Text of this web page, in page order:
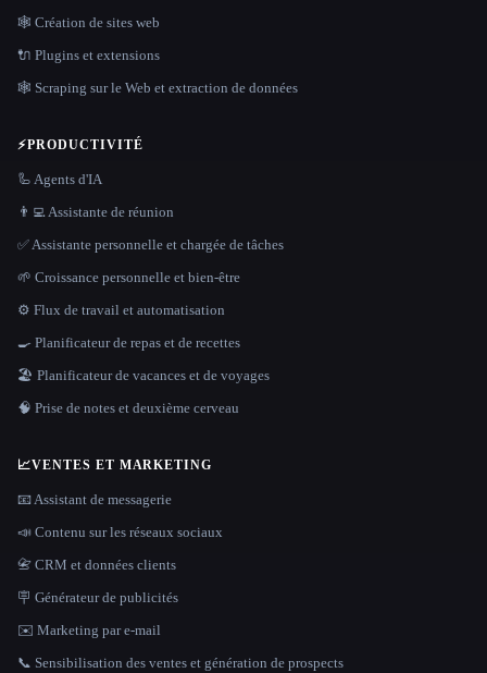
🕸 Création de sites web
🔌 Plugins et extensions
🕸️ Scraping sur le Web et extraction de données
⚡PRODUCTIVITÉ
🦾 Agents d'IA
👨‍💻 Assistante de réunion
✅ Assistante personnelle et chargée de tâches
🌱 Croissance personnelle et bien-être
⚙️ Flux de travail et automatisation
🍳 Planificateur de repas et de recettes
🏖 Planificateur de vacances et de voyages
🧠 Prise de notes et deuxième cerveau
📈VENTES ET MARKETING
📧 Assistant de messagerie
📣 Contenu sur les réseaux sociaux
📇 CRM et données clients
🪧 Générateur de publicités
✉️ Marketing par e-mail
📞 Sensibilisation des ventes et génération de prospects